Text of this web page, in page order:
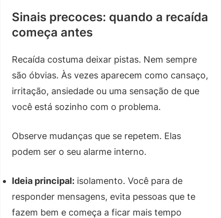
Sinais precoces: quando a recaída
começa antes
Recaída costuma deixar pistas. Nem sempre
são óbvias. Às vezes aparecem como cansaço,
irritação, ansiedade ou uma sensação de que
você está sozinho com o problema.
Observe mudanças que se repetem. Elas
podem ser o seu alarme interno.
Ideia principal: isolamento. Você para de
responder mensagens, evita pessoas que te
fazem bem e começa a ficar mais tempo